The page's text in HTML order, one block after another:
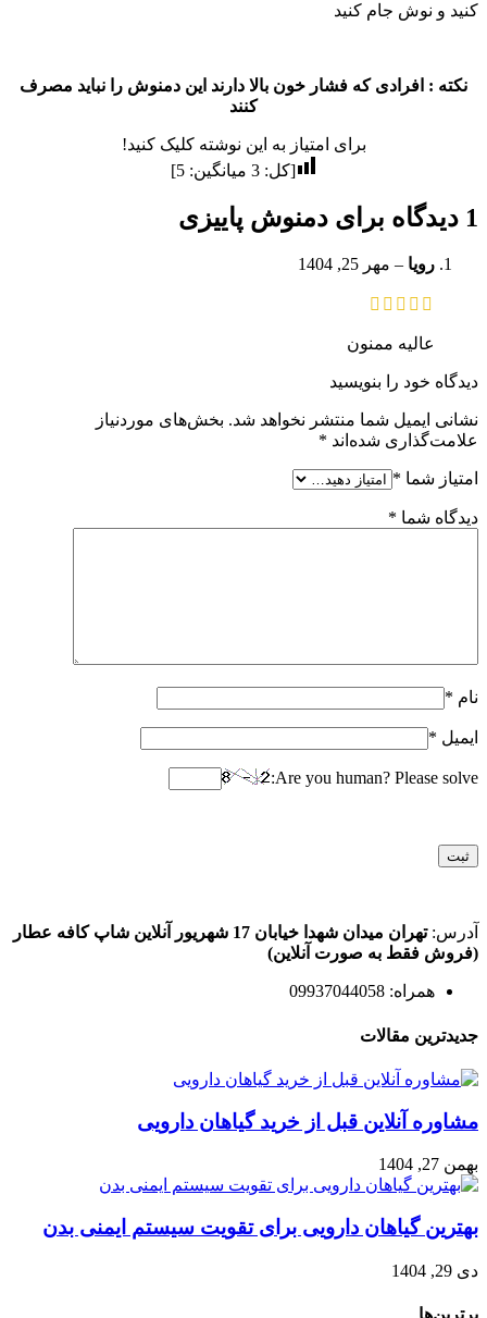
کنید و نوش جام کنید
نکته : افرادی که فشار خون بالا دارند این دمنوش را نباید مصرف
کنند
برای امتیاز به این نوشته کلیک کنید!
[کل:3 میانگین:5
]
1 دیدگاه برای دمنوش پاییزی
رویا – مهر 25, 1404
عالیه ممنون
دیدگاه خود را بنویسید
نشانی ایمیل شما منتشر نخواهد شد. بخش‌های موردنیاز
علامت‌گذاری شده‌اند *
امتیاز شما *
دیدگاه شما *
نام *
ایمیل *
Are you human? Please solve:
آدرس:تهران میدان شهدا خیابان 17 شهریور آنلاین شاپ کافه عطار
(فروش فقط به صورت آنلاین)
همراه: 09937044058
جدیدترین مقالات
مشاوره آنلاین قبل از خرید گیاهان دارویی
بهمن 27, 1404
بهترین گیاهان دارویی برای تقویت سیستم ایمنی بدن
دی 29, 1404